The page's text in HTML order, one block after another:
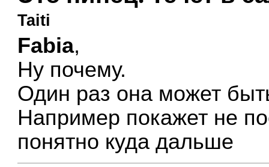
Taiti
Fabia,
Ну почему.
Один раз она может
Например покажет не
понятно куда дальше